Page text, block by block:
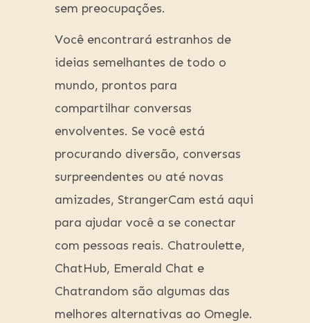
sem preocupações.
Você encontrará estranhos de
ideias semelhantes de todo o
mundo, prontos para
compartilhar conversas
envolventes. Se você está
procurando diversão, conversas
surpreendentes ou até novas
amizades, StrangerCam está aqui
para ajudar você a se conectar
com pessoas reais. Chatroulette,
ChatHub, Emerald Chat e
Chatrandom são algumas das
melhores alternativas ao Omegle.